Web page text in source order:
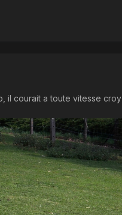
il courait a toute vitesse